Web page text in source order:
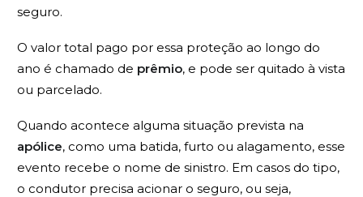
seguro.
O valor total pago por essa proteção ao longo do
ano é chamado de prêmio, e pode ser quitado à vista
ou parcelado.
Quando acontece alguma situação prevista na
apólice, como uma batida, furto ou alagamento, esse
evento recebe o nome de sinistro. Em casos do tipo,
o condutor precisa acionar o seguro, ou seja,